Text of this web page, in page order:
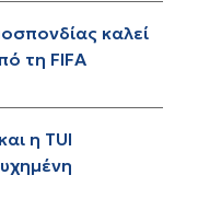
καλεί
τη FIFA
η TUI